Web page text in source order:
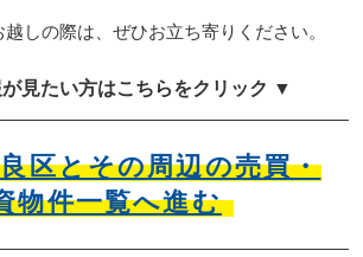
しの際は、ぜひお立ち寄りください。
見たい方はこちらをクリック ▼
区とその周辺の売買・
物件一覧へ進む